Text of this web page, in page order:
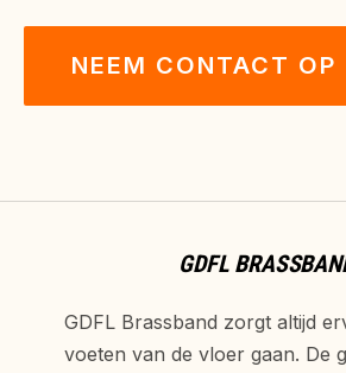
NEEM CONTACT OP
GDFL
GDFL Brassband zorgt altijd
voeten van de vloer gaan. De